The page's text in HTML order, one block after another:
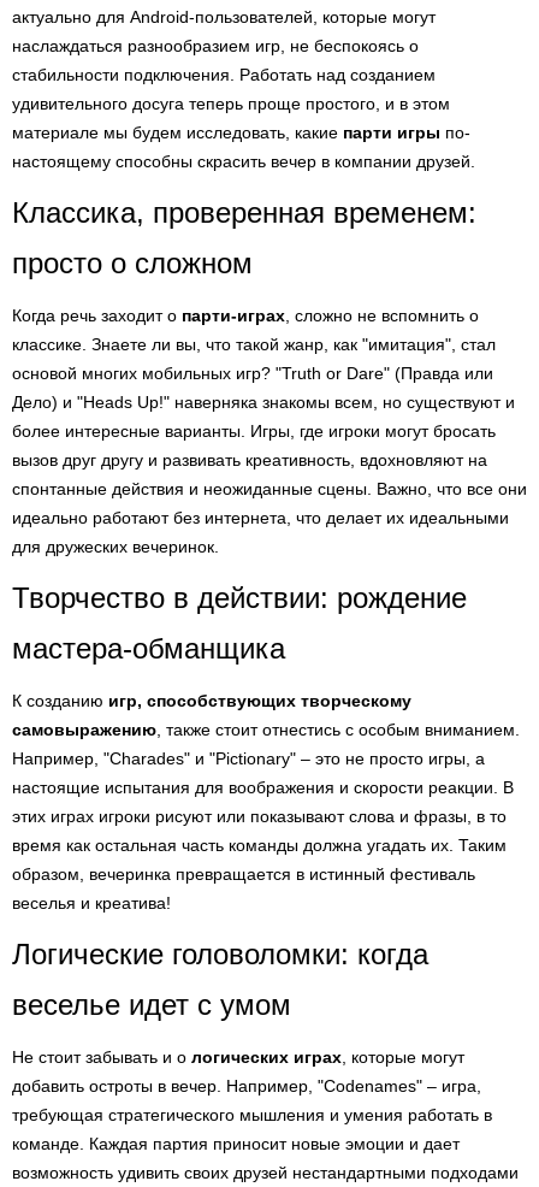
актуально для Android-пользователей, которые могут
наслаждаться разнообразием игр, не беспокоясь о
стабильности подключения. Работать над созданием
удивительного досуга теперь проще простого, и в этом
материале мы будем исследовать, какие парти игры по-
настоящему способны скрасить вечер в компании друзей.
Классика, проверенная временем:
просто о сложном
Когда речь заходит о парти-играх , сложно не вспомнить о
классике. Знаете ли вы, что такой жанр, как "имитация", стал
основой многих мобильных игр? "Truth or Dare" (Правда или
Дело) и "Heads Up!" наверняка знакомы всем, но существуют и
более интересные варианты. Игры, где игроки могут бросать
вызов друг другу и развивать креативность, вдохновляют на
спонтанные действия и неожиданные сцены. Важно, что все они
идеально работают без интернета, что делает их идеальными
для дружеских вечеринок.
Творчество в действии: рождение
мастера-обманщика
К созданию игр, способствующих творческому
самовыражению , также стоит отнестись с особым вниманием.
Например, "Charades" и "Pictionary" – это не просто игры, а
настоящие испытания для воображения и скорости реакции. В
этих играх игроки рисуют или показывают слова и фразы, в то
время как остальная часть команды должна угадать их. Таким
образом, вечеринка превращается в истинный фестиваль
веселья и креатива!
Логические головоломки: когда
веселье идет с умом
Не стоит забывать и о логических играх , которые могут
добавить остроты в вечер. Например, "Codenames" – игра,
требующая стратегического мышления и умения работать в
команде. Каждая партия приносит новые эмоции и дает
возможность удивить своих друзей нестандартными подходами